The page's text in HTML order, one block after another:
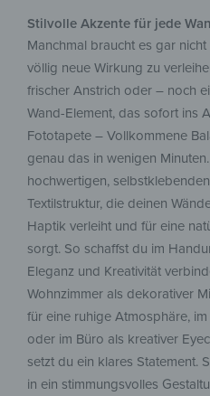
Stilvolle Akzente für jede
Manchmal braucht es gar
völlig neue Wirkung zu
frischer Anstrich oder – noch
Wand-Element, das sofort ins
Fototapete – Vollkommene
genau das in wenigen
hochwertigen,
Textilstruktur, die deinen
Haptik verleiht und für eine
sorgt. So schaffst du im
Eleganz und Kreativität
Wohnzimmer als dekorativer
für eine ruhige Atmosphäre,
oder im Büro als kreativer
setzt du ein klares Statement.
in ein stimmungsvolles